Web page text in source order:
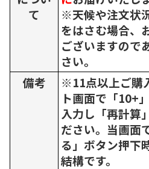
て
※天候や注文状
をはさむ場合、
ございますので
さい。
備考
※11点以上ご購
ト画面で「10+
入力し「再計算
ださい。当画面
る」ボタン押下
結構です。